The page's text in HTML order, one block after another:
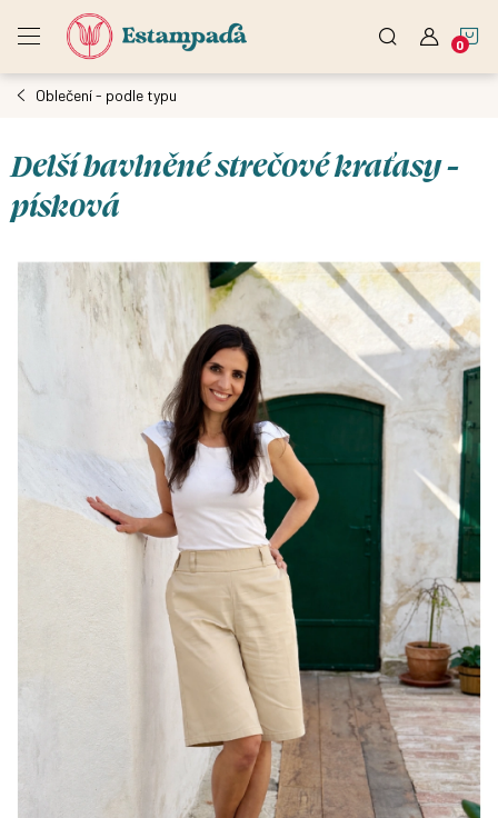
Oblečení - podle typu
Delší bavlněné strečové kraťasy -
písková